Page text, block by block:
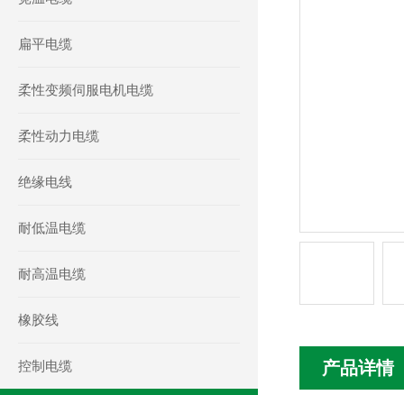
扁平电缆
柔性变频伺服电机电缆
柔性动力电缆
绝缘电线
耐低温电缆
耐高温电缆
橡胶线
控制电缆 产品详情